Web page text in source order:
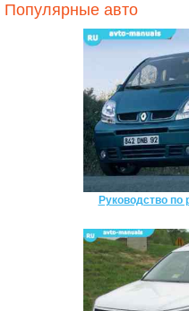
Популярные авто
Руководство по